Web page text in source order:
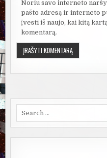
Noriu savo interneto
pašto adresą ir interneto
įvesti iš naujo, kai kitą
komentarą.